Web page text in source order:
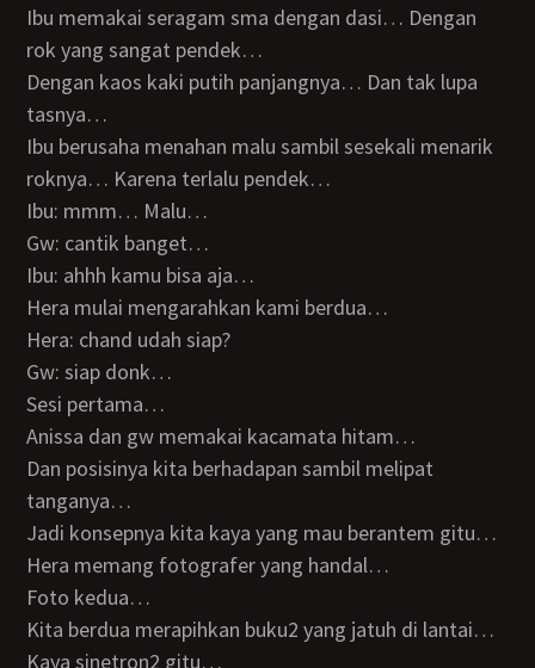
Ibu memakai seragam sma dengan dasi… Dengan
rok yang sangat pendek…
Dengan kaos kaki putih panjangnya… Dan tak lupa
tasnya…
Ibu berusaha menahan malu sambil sesekali menarik
roknya… Karena terlalu pendek…
Ibu: mmm… Malu…
Gw: cantik banget…
Ibu: ahhh kamu bisa aja…
Hera mulai mengarahkan kami berdua…
Hera: chand udah siap?
Gw: siap donk…
Sesi pertama…
Anissa dan gw memakai kacamata hitam…
Dan posisinya kita berhadapan sambil melipat
tanganya…
Jadi konsepnya kita kaya yang mau berantem gitu…
Hera memang fotografer yang handal…
Foto kedua…
Kita berdua merapihkan buku2 yang jatuh di lantai…
Kaya sinetron2 gitu…